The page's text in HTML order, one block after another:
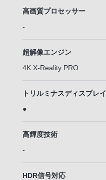
高画質プロセッサー
-
超解像エンジン
4K X-Reality PRO
トリルミナスディスプレイ
●
高輝度技術
-
HDR信号対応